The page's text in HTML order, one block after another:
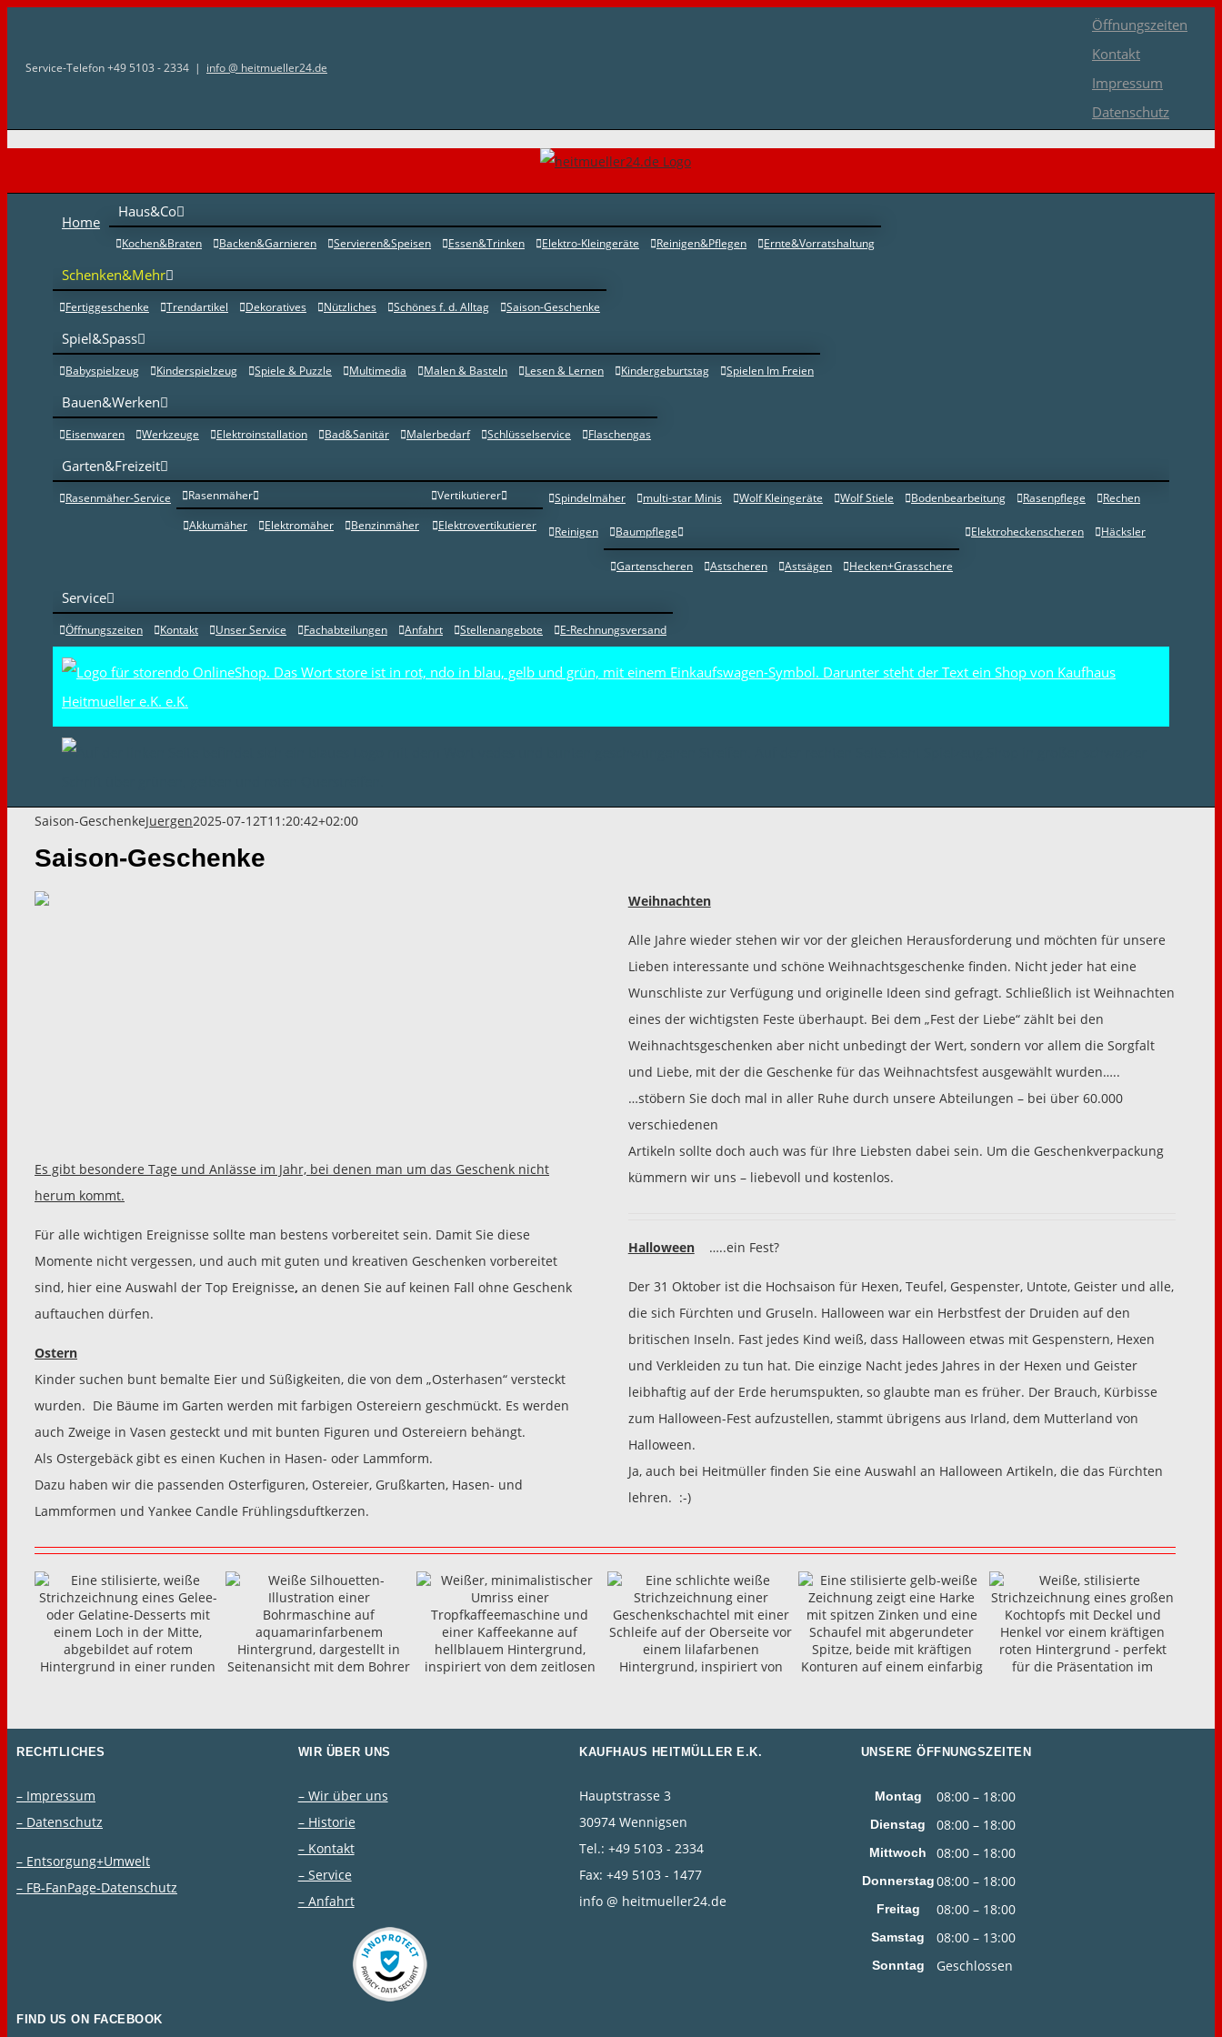
springen
Service-Telefon +49 5103 - 2334 | info @ heitmueller24.de
Öffnungszeiten
Kontakt
Impressum
Datenschutz
Home
Haus&Co
Kochen&Braten Backen&Garnieren Servieren&Speisen Essen&Trinken Elektro-Kleingeräte Reinigen&Pflegen Ernte&Vorratshaltung
Schenken&Mehr
Fertiggeschenke Trendartikel Dekoratives Nützliches Schönes f. d. Alltag Saison-Geschenke
Spiel&Spass
Babyspielzeug Kinderspielzeug Spiele & Puzzle Multimedia Malen & Basteln Lesen & Lernen Kindergeburtstag Spielen Im Freien
Bauen&Werken
Eisenwaren Werkzeuge Elektroinstallation Bad&Sanitär Malerbedarf Schlüsselservice Flaschengas
Garten&Freizeit
Rasenmäher-Service
Rasenmäher
Akkumäher
Elektromäher Benzinmäher
Vertikutierer
Elektrovertikutierer
Spindelmäher multi-star Minis Wolf Kleingeräte Wolf Stiele Bodenbearbeitung Rasenpflege Rechen
Reinigen Baumpflege
Gartenscheren Astscheren Astsägen Hecken+Grasschere
Elektroheckenscheren Häcksler
Service
Öffnungszeiten Kontakt Unser Service Fachabteilungen Anfahrt Stellenangebote E-Rechnungsversand
Saison-GeschenkeJuergen2025-07-12T11:20:42+02:00
Saison-Geschenke
Es gibt besondere Tage und Anlässe im Jahr, bei denen man um das Geschenk nicht
herum kommt.
Für alle wichtigen Ereignisse sollte man bestens vorbereitet sein. Damit Sie diese
Momente nicht vergessen, und auch mit guten und kreativen Geschenken vorbereitet
sind, hier eine Auswahl der Top Ereignisse, an denen Sie auf keinen Fall ohne Geschenk
auftauchen dürfen.
Ostern
Kinder suchen bunt bemalte Eier und Süßigkeiten, die von dem „Osterhasen“ versteckt
wurden. Die Bäume im Garten werden mit farbigen Ostereiern geschmückt. Es werden
auch Zweige in Vasen gesteckt und mit bunten Figuren und Ostereiern behängt.
Als Ostergebäck gibt es einen Kuchen in Hasen- oder Lammform.
Dazu haben wir die passenden Osterfiguren, Ostereier, Grußkarten, Hasen- und
Lammformen und Yankee Candle Frühlingsduftkerzen.
Weihnachten
Alle Jahre wieder stehen wir vor der gleichen Herausforderung und möchten für unsere
Lieben interessante und schöne Weihnachtsgeschenke finden. Nicht jeder hat eine
Wunschliste zur Verfügung und originelle Ideen sind gefragt. Schließlich ist Weihnachten
eines der wichtigsten Feste überhaupt. Bei dem „Fest der Liebe“ zählt bei den
Weihnachtsgeschenken aber nicht unbedingt der Wert, sondern vor allem die Sorgfalt
und Liebe, mit der die Geschenke für das Weihnachtsfest ausgewählt wurden…..
…stöbern Sie doch mal in aller Ruhe durch unsere Abteilungen – bei über 60.000
verschiedenen
Artikeln sollte doch auch was für Ihre Liebsten dabei sein. Um die Geschenkverpackung
kümmern wir uns – liebevoll und kostenlos.
Halloween…..ein Fest?
Der 31 Oktober ist die Hochsaison für Hexen, Teufel, Gespenster, Untote, Geister und alle,
die sich Fürchten und Gruseln. Halloween war ein Herbstfest der Druiden auf den
britischen Inseln. Fast jedes Kind weiß, dass Halloween etwas mit Gespenstern, Hexen
und Verkleiden zu tun hat. Die einzige Nacht jedes Jahres in der Hexen und Geister
leibhaftig auf der Erde herumspukten, so glaubte man es früher. Der Brauch, Kürbisse
zum Halloween-Fest aufzustellen, stammt übrigens aus Irland, dem Mutterland von
Halloween.
Ja, auch bei Heitmüller finden Sie eine Auswahl an Halloween Artikeln, die das Fürchten
lehren. :-)
RECHTLICHES
– Impressum
– Datenschutz
– Entsorgung+Umwelt
– FB-FanPage-Datenschutz
WIR ÜBER UNS
– Wir über uns
– Historie
– Kontakt
– Service
– Anfahrt
KAUFHAUS HEITMÜLLER E.K.
Hauptstrasse 3
30974 Wennigsen
Tel.: +49 5103 - 2334
Fax: +49 5103 - 1477
info @ heitmueller24.de
UNSERE ÖFFNUNGSZEITEN
Montag 08:00 – 18:00
Dienstag 08:00 – 18:00
Mittwoch 08:00 – 18:00
Donnerstag08:00 – 18:00
Freitag 08:00 – 18:00
Samstag 08:00 – 13:00
Sonntag Geschlossen
FIND US ON FACEBOOK